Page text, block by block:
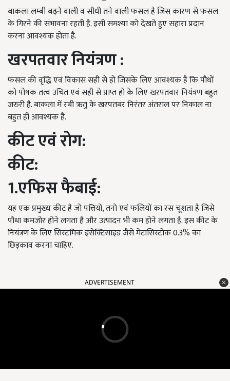
बाकला लम्बी बढ़ने वाली व सीधी तने वाली फसल है जिस कारण से फसल
के गिरने की संभावना रहती है. इसी समश्या को देखते हुए सहारा प्रदान
करना आवश्यक होता है.
खरपतवार नियंत्रण :
फसल की वृद्धि एवं विकास सही से हो जिसके लिए आवश्यक है कि पौधों
को पोषक तत्व उचित एवं सही से प्राप्त हो के लिए खरपतवार नियंत्रण बहुत
जरुरी है. बाकला में रबी ऋतु के खरपतबर निरंतर अंतराल पर निकाल ना
बहुत ही आवश्यक है.
कीटएवं रोग:
कीट:
1.एफिस फैबाई:
यह एक प्रमुख्य कीट है जो पत्तियों, तनो एवं फलियों का रस चूशता है जिसे
पौधा कमजोर होने लगता है और उत्पादन भी कम होने लगता है. इस कीट के
नियंत्रण के लिए सिस्टमिक इंसेक्टिसाइड जैसे मेटासिस्टोक 0.3% का
छिड़काव करना चाहिए.
ADVERTISEMENT